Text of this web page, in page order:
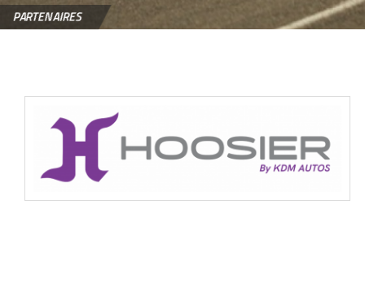
PARTENAIRES